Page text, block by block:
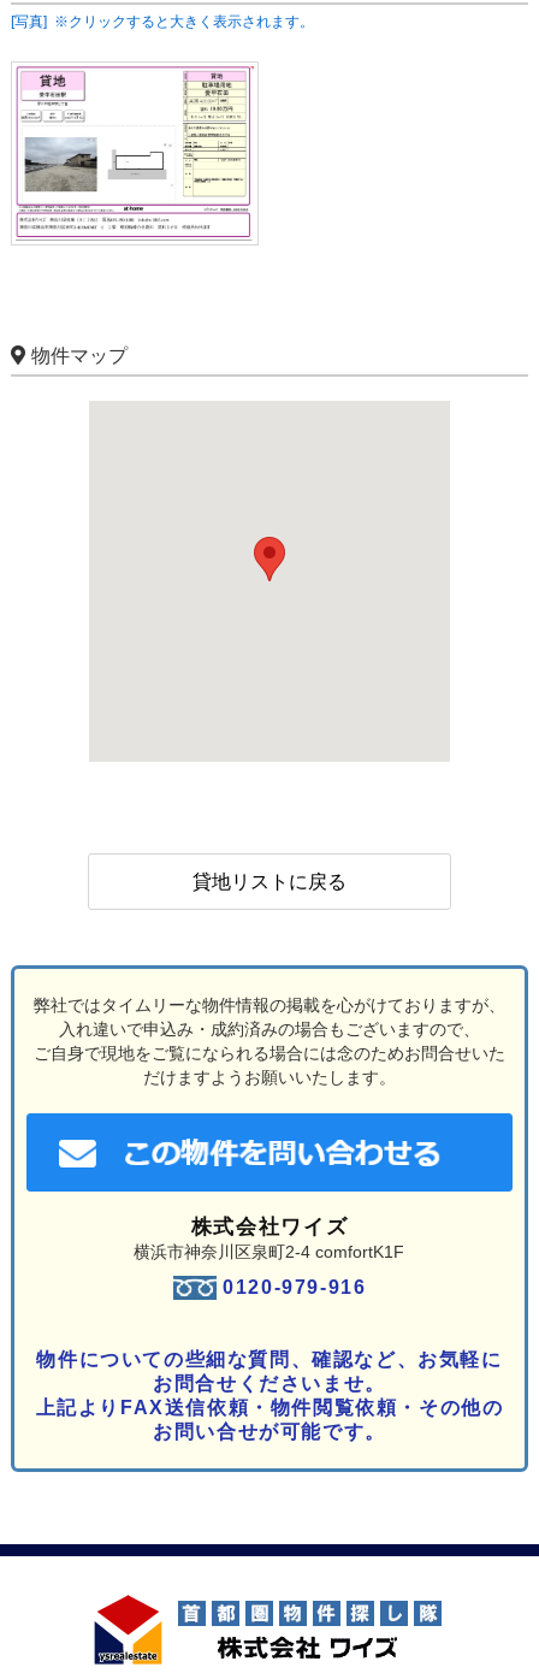
[写真] ※クリックすると大きく表示されます。
物件マップ
貸地リストに戻る
弊社ではタイムリーな物件情報の掲載を心がけておりますが、
入れ違いで申込み・成約済みの場合もございますので、
ご自身で現地をご覧になられる場合には念のためお問合せいた
だけますようお願いいたします。
株式会社ワイズ
横浜市神奈川区泉町2-4 comfortK1F
0120-979-916
物件についての些細な質問、確認など、お気軽に
お問合せくださいませ。
上記よりFAX送信依頼・物件閲覧依頼・その他の
お問い合せが可能です。